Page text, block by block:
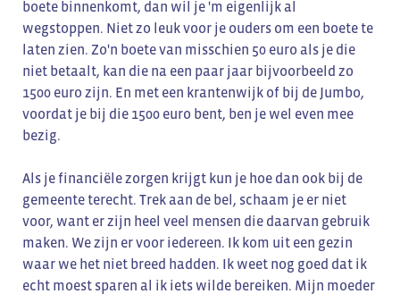
boete binnenkomt, dan wil je 'm eigenlijk al
wegstoppen. Niet zo leuk voor je ouders om een boete te
laten zien. Zo'n boete van misschien 50 euro als je die
niet betaalt, kan die na een paar jaar bijvoorbeeld zo
1500 euro zijn. En met een krantenwijk of bij de Jumbo,
voordat je bij die 1500 euro bent, ben je wel even mee
bezig.
Als je financiële zorgen krijgt kun je hoe dan ook bij de
gemeente terecht. Trek aan de bel, schaam je er niet
voor, want er zijn heel veel mensen die daarvan gebruik
maken. We zijn er voor iedereen. Ik kom uit een gezin
waar we het niet breed hadden. Ik weet nog goed dat ik
echt moest sparen al ik iets wilde bereiken. Mijn moeder